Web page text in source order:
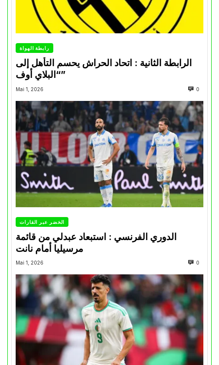
رابطة الهواة
الرابطة الثانية : اتحاد الحراش يحسم التأهل إلى
“البلاي أوف”
Mai 1, 2026 0
الخضر عبر القارات
الدوري الفرنسي : استبعاد عبدلي من قائمة
مرسيليا أمام نانت
Mai 1, 2026 0